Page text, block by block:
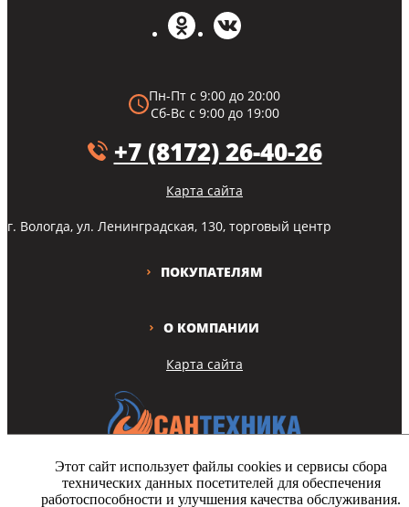
Copyright © Все права защищены
Карта сайта
О КОМПАНИИ
ПОКУПАТЕЛЯМ
Пн-Пт с 9:00 до 20:00
Сб-Вс с 9:00 до 19:00
+7 (8172) 26-40-26
Карта сайта
г. Вологда, ул. Ленинградская, 130, торговый центр
Этот сайт использует файлы cookies и сервисы сбора
технических данных посетителей для обеспечения
работоспособности и улучшения качества обслуживания.